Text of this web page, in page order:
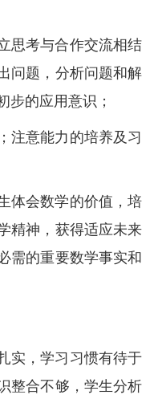
思考与合作交流相结
问题，分析问题和解
步的应用意识；
注意能力的培养及习
体会数学的价值，培
精神，获得适应未来
需的重要数学事实和
实，学习习惯有待于
整合不够，学生分析